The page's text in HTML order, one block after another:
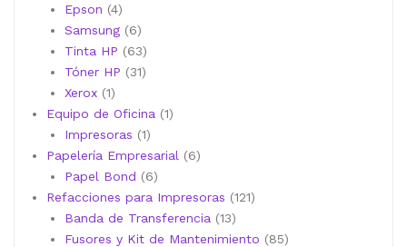
Epson 44
productos
Samsung 66
productos
Tinta HP 6363
productos
Tóner HP 3131
Xerox 11
producto
Equipo de Oficina 11
Impresoras 11
producto
Papelería Empresarial 66
Papel Bond 66
productos
Refacciones para Impresoras 121121
Banda de Transferencia 1313
productos
Fusores y Kit de Mantenimiento 8585